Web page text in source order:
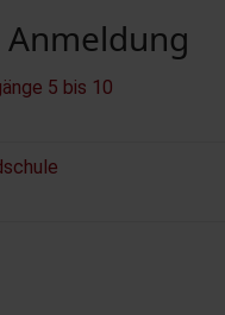
5 bis 10